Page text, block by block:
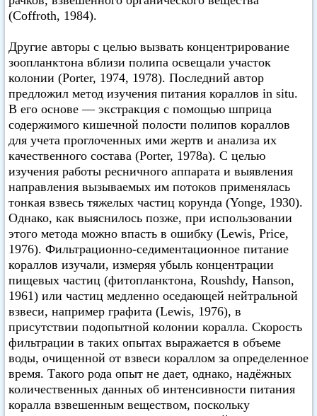
(Coffroth, 1984).
Другие авторы с целью вызвать концентрирование
зоопланктона вблизи полипа освещали участок
колонии (Porter, 1974, 1978). Последний автор
предложил метод изучения питания кораллов in situ.
В его основе — экстракция с помощью шприца
содержимого кишечной полости полипов кораллов
для учета проглоченных ими жертв и анализа их
качественного состава (Porter, 1978а). С целью
изучения работы ресничного аппарата и выявления
направления вызываемых им потоков применялась
тонкая взвесь тяжелых частиц корунда (Yonge, 1930).
Однако, как выяснилось позже, при использовании
этого метода можно впасть в ошибку (Lewis, Price,
1976). Фильтрационно-седиментационное питание
кораллов изучали, измеряя убыль концентрации
пищевых частиц (фитопланктона, Roushdy, Hanson,
1961) или частиц медленно оседающей нейтральной
взвеси, например графита (Lewis, 1976), в
присутствии подопытной колонии коралла. Скорость
фильтрации в таких опытах выражается в объеме
воды, очищенной от взвеси кораллом за определенное
время. Такого рода опыт не дает, однако, надёжных
количественных данных об интенсивности питания
коралла взвешенным веществом, поскольку